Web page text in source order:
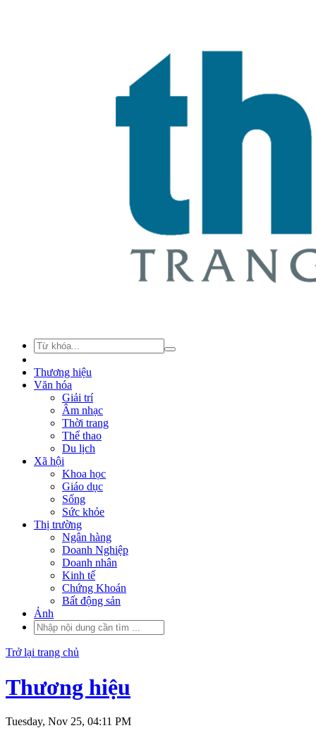
Thương hiệu
Văn hóa
Giải trí
Âm nhạc
Thời trang
Thể thao
Du lịch
Xã hội
Khoa học
Giáo dục
Sống
Sức khỏe
Thị trường
Ngân hàng
Doanh Nghiệp
Doanh nhân
Kinh tế
Chứng Khoán
Bất động sản
Ảnh
Trở lại trang chủ
Thương hiệu
Tuesday, Nov 25, 04:11 PM